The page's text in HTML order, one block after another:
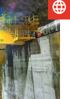
Ελληνικά